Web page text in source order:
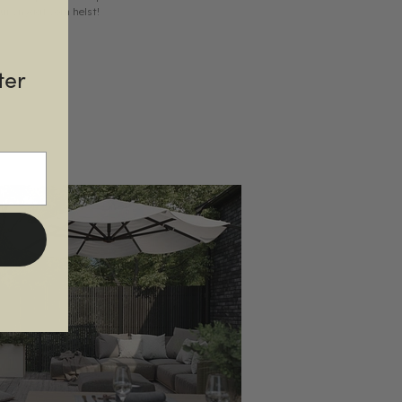
snyggt som helst!